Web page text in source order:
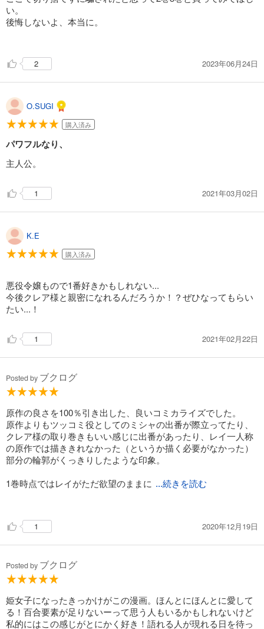
い。
後悔しないよ、本当に。
2 2023年06月24日
O.SUGI
購入済み
パワフルなり、
主人公。
1 2021年03月02日
K.E
購入済み
悪役令嬢もので1番好きかもしれない...
今後クレア様と親密になれるんだろうか！？ぜひなってもらい
たい...！
1 2021年02月22日
Posted by ブクログ
原作の良さを100％引き出した、良いコミカライズでした。
原作よりもツッコミ役としてのミシャの出番が際立ってたり、
クレア様の取り巻きもいい感じに出番があったり、レイ一人称
の原作では描ききれなかった（というか描く必要がなかった）
部分の輪郭がくっきりしたような印象。
1巻時点ではレイがただ欲望のままに ...続きを読む
うっちゃそうなんだけどｗ）
この先の話を知ってると、そんな関わり方すら尊い……日常尊
1 2020年12月19日
Posted by ブクログ
姫女子になったきっかけがこの漫画。ほんとにほんとに愛して
る！百合要素が足りないーって思う人もいるかもしれないけど
私的にはこの感じがとにかく好き！語れる人が現れる日を待っ